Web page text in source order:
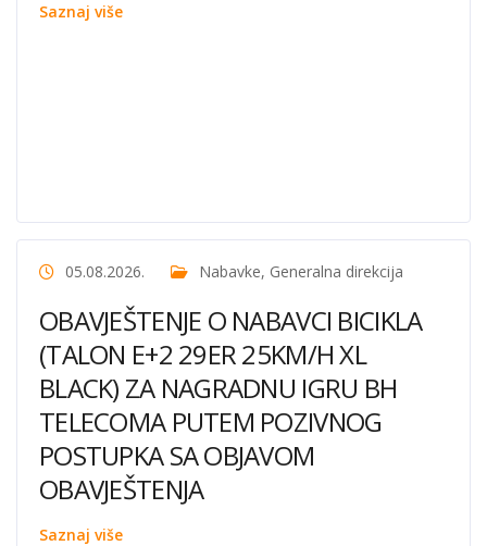
Saznaj više
05.08.2026. Nabavke, Generalna direkcija
OBAVJEŠTENJE O NABAVCI BICIKLA
(TALON E+2 29ER 25KM/H XL
BLACK) ZA NAGRADNU IGRU BH
TELECOMA PUTEM POZIVNOG
POSTUPKA SA OBJAVOM
OBAVJEŠTENJA
Saznaj više